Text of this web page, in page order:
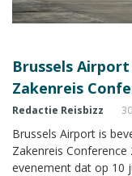
Brussels
Zakenreis
Redactie Reisbizz
Brussels Airport is
Zakenreis
evenement dat op 10